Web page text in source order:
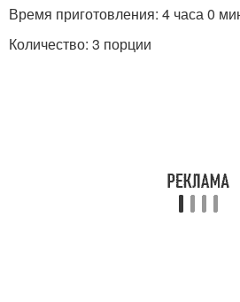
Время приготовления: 4 часа 0
Количество: 3 порции